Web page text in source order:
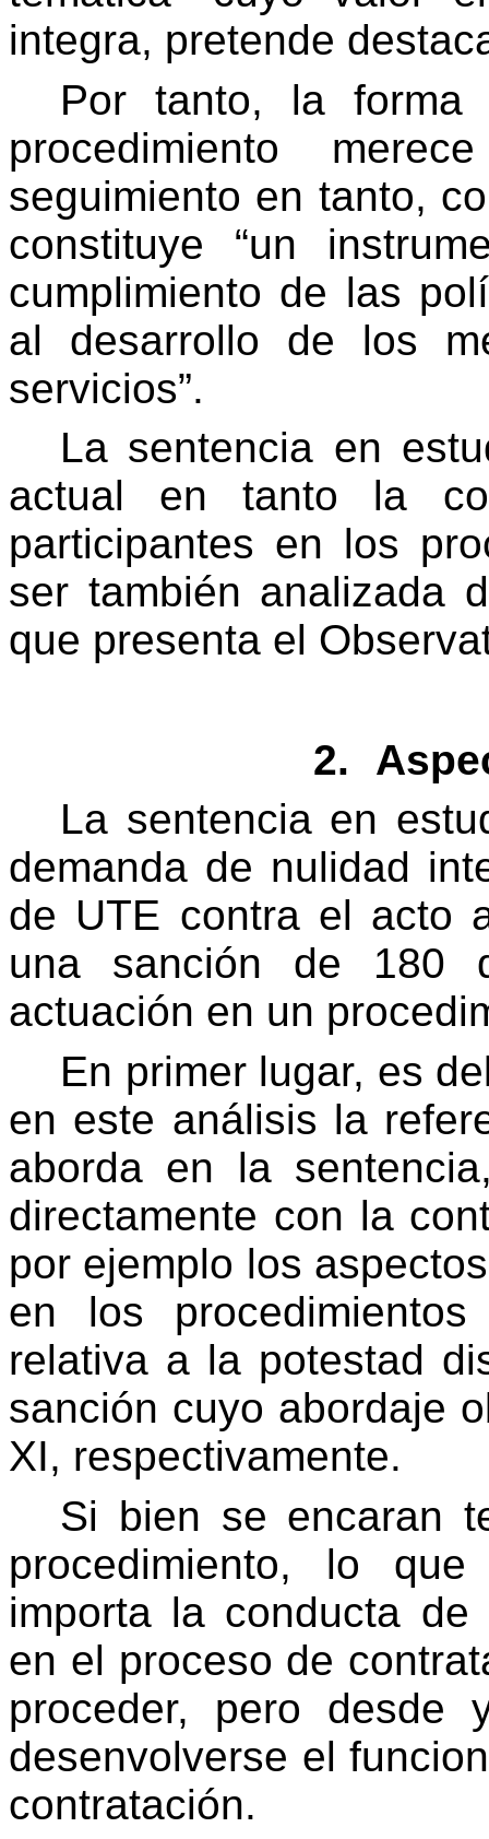
integra, pretende
Por tanto, la
procedimiento
seguimiento en tanto,
constituye “un
cumplimiento de las
al desarrollo de los
servicios”.
La sentencia en
actual en tanto la
participantes en los
ser también analizada
que presenta el
2.
La sentencia en
demanda de nulidad
de UTE contra el acto
una sanción de 180
actuación en un
En primer lugar, es
en este análisis la
aborda en la
directamente con la
por ejemplo los
en los
relativa a la potestad
sanción cuyo abordaje
XI, respectivamente.
Si bien se encaran
procedimiento, lo
importa la conducta de
en el proceso de
proceder, pero desde
desenvolverse el
contratación.